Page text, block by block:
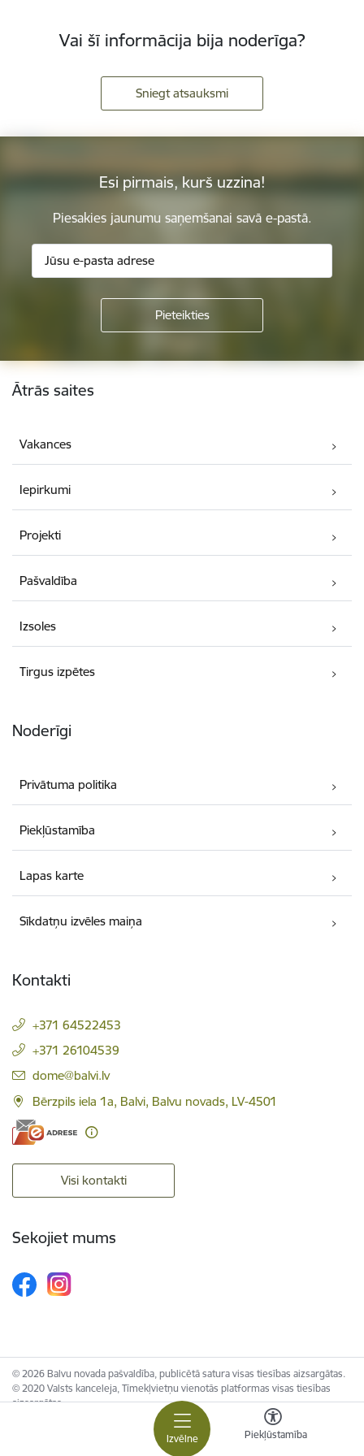
Izvēlne Piekļūstamība
Vai šī informācija bija noderīga?
Sniegt atsauksmi
Esi pirmais, kurš uzzina!
Piesakies jaunumu saņemšanai savā e-pastā.
Kājene
Ātrās saites
Vakances
Iepirkumi
Projekti
Pašvaldība
Izsoles
Tirgus izpētes
Noderīgi
Privātuma politika
Piekļūstamība
Lapas karte
Sīkdatņu izvēles maiņa
Kontakti
+371 64522453
+371 26104539
E-pasts:
dome@balvi.lv
Bērzpils iela 1a, Balvi, Balvu novads, LV-4501
Visi kontakti
Sekojiet mums
© 2026 Balvu novada pašvaldība, publicētā satura visas tiesības aizsargātas.
© 2020 Valsts kanceleja, Tīmekļvietņu vienotās platformas visas tiesības
aizsargātas.